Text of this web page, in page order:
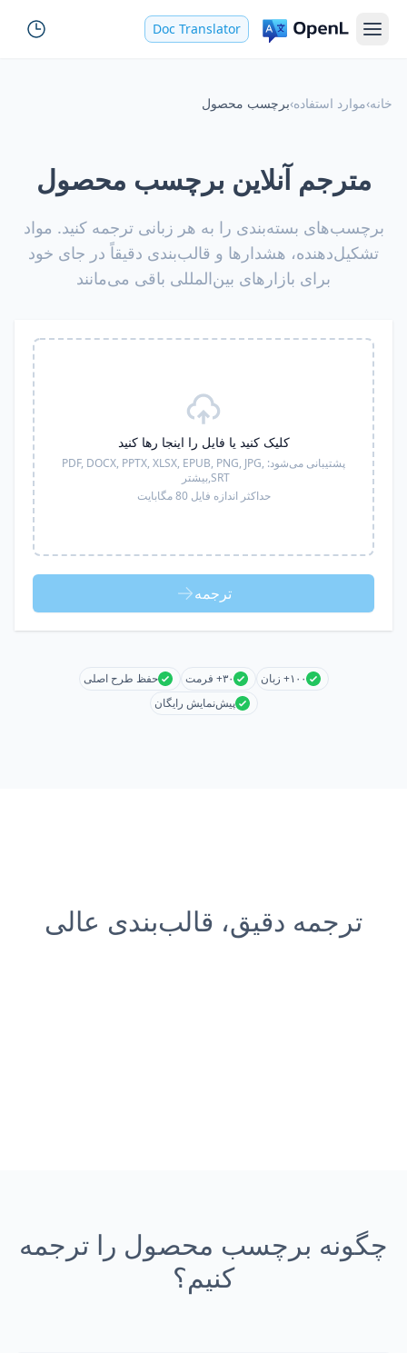
Doc Translator
خانه›موارد استفاده›برچسب محصول
مترجم آنلاین برچسب محصول
برچسب‌های بسته‌بندی را به هر زبانی ترجمه کنید. مواد
تشکیل‌دهنده، هشدارها و قالب‌بندی دقیقاً در جای خود
برای بازارهای بین‌المللی باقی می‌مانند
کلیک کنید یا فایل را اینجا رها کنید
پشتیبانی می‌شود: PDF, DOCX, PPTX, XLSX, EPUB, PNG, JPG,
SRT, بیشتر
حداکثر اندازه فایل 80 مگابایت
ترجمه
۱۰۰+ زبان ۳۰+ فرمت
حفظ طرح اصلی
پیش‌نمایش رایگان
ترجمه دقیق، قالب‌بندی عالی
چگونه برچسب محصول را ترجمه
کنیم؟